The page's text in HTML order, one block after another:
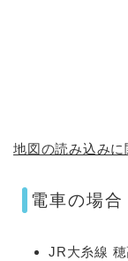
地図の読み込みに
電車の場合
JR大糸線 穂